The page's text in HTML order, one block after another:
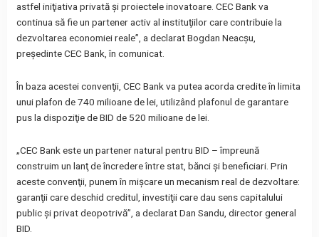
astfel iniţiativa privată şi proiectele inovatoare. CEC Bank va
continua să fie un partener activ al instituţiilor care contribuie la
dezvoltarea economiei reale”, a declarat Bogdan Neacşu,
preşedinte CEC Bank, în comunicat.
În baza acestei convenţii, CEC Bank va putea acorda credite în limita
unui plafon de 740 milioane de lei, utilizând plafonul de garantare
pus la dispoziţie de BID de 520 milioane de lei.
„CEC Bank este un partener natural pentru BID – împreună
construim un lanţ de încredere între stat, bănci şi beneficiari. Prin
aceste convenţii, punem în mişcare un mecanism real de dezvoltare:
garanţii care deschid creditul, investiţii care dau sens capitalului
public şi privat deopotrivă”, a declarat Dan Sandu, director general
BID.